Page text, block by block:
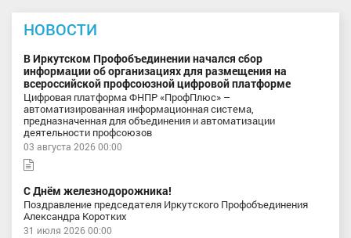
НОВОСТИ
В Иркутском Профобъединении начался сбор
информации об организациях для размещения на
всероссийской профсоюзной цифровой платформе
Цифровая платформа ФНПР «ПрофПлюс» –
автоматизированная информационная система,
предназначенная для объединения и автоматизации
деятельности профсоюзов
03 августа 2026 00:00
С Днём железнодорожника!
Поздравление председателя Иркутского Профобъединения
Александра Коротких
31 июля 2026 00:00